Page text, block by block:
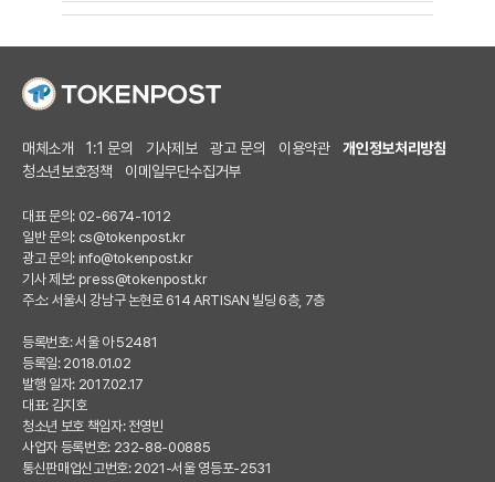
매체소개 1:1 문의 기사제보 광고 문의 이용약관
개인정보처리방침
청소년보호정책
이메일무단수집거부
대표 문의: 02-6674-1012
일반 문의: cs@tokenpost.kr
광고 문의: info@tokenpost.kr
기사 제보: press@tokenpost.kr
주소: 서울시 강남구 논현로 614 ARTISAN 빌딩 6층, 7층
등록번호: 서울 아 52481
등록일: 2018.01.02
발행 일자: 2017.02.17
대표: 김지호
청소년 보호 책임자: 전영빈
사업자 등록번호: 232-88-00885
통신판매업신고번호: 2021-서울 영등포-2531